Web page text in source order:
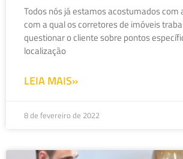
Todos nós já estamos acostumados com
com a qual os corretores de imóveis
questionar o cliente sobre pontos
localização
LEIA MAIS»
8 de fevereiro de 2022